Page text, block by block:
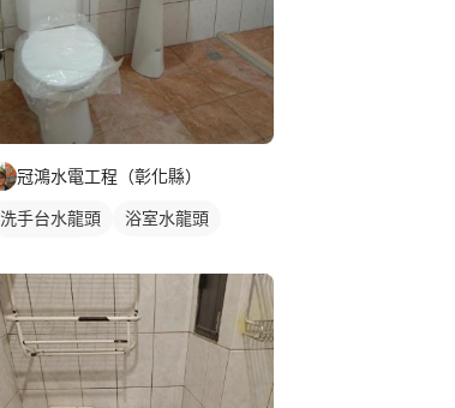
冠鴻水電工程（彰化縣）
洗手台水龍頭
浴室水龍頭